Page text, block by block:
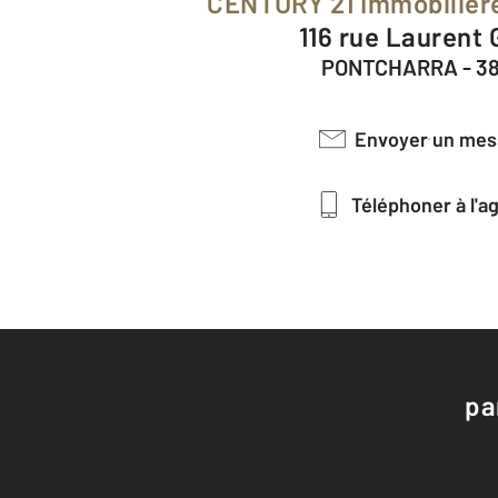
116 rue Laurent
PONTCHARRA -
Envoyer un
Téléphoner à